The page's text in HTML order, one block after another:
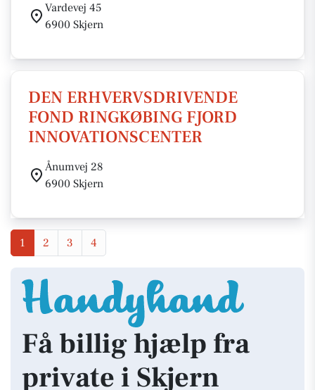
Vardevej 45
6900 Skjern
DEN ERHVERVSDRIVENDE
FOND RINGKØBING FJORD
INNOVATIONSCENTER
Ånumvej 28
6900 Skjern
1 2 3 4
Få billig hjælp fra
private i Skjern